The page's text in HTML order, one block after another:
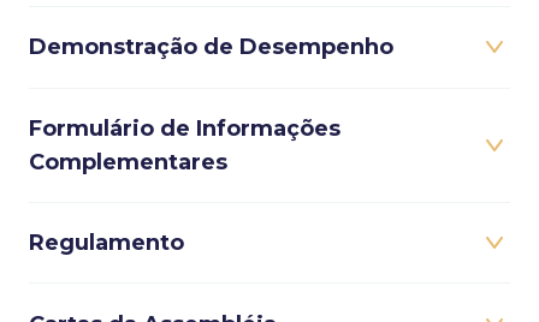
Demonstração de Desempenho
Formulário de Informações
Complementares
Regulamento